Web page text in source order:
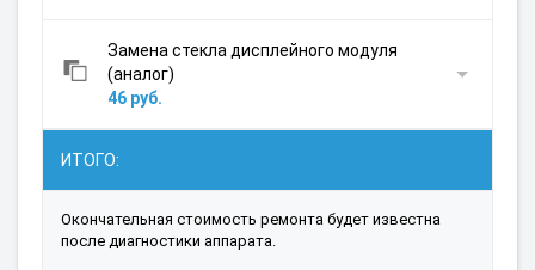
Замена стекла дисплейного модуля
(аналог)
46 руб.
ИТОГО:
Окончательная стоимость ремонта будет известна
после диагностики аппарата.